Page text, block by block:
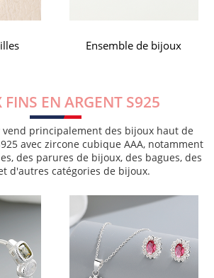
Anneaux
FINS EN ARGENT S925
vend principalement des bijoux haut de
avec zircone cubique AAA, notamment
des parures de bijoux, des bagues, des
d'autres catégories de bijoux.